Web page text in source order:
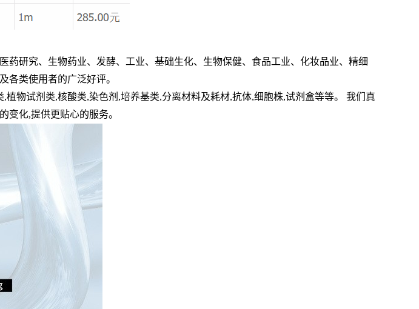
药研究、生物药业、发酵、工业、基础生化、生物保健、食品工业、化妆品业、精细
各类使用者的广泛好评。
,植物试剂类,核酸类,染色剂 ,培养基类,分离材料及耗材,抗体,细胞株,试剂盒等等。 我们真
变化,提供更贴心的服务。